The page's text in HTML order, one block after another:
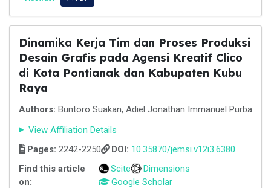
Dinamika Kerja Tim dan Proses Produksi
Desain Grafis pada Agensi Kreatif Clico
di Kota Pontianak dan Kabupaten Kubu
Raya
Authors: Buntoro Suakan, Adiel Jonathan Immanuel Purba
View Affiliation Details
Pages: 2242-2250 DOI: 10.35870/jemsi.v12i3.6380
Find this article
on:
Scite
Dimensions
Google Scholar